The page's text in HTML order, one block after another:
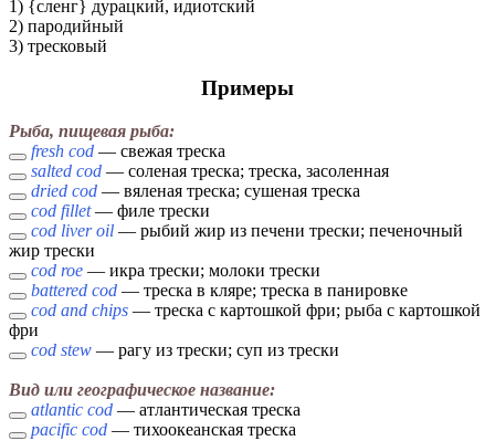
1) {сленг} дурацкий, идиотский
2) пародийный
3) тресковый
Примеры
Рыба, пищевая рыба:
fresh cod — свежая треска
salted cod — соленая треска; треска, засоленная
dried cod — вяленая треска; сушеная треска
cod fillet— филе трески
cod liver oil — рыбий жир из печени трески; печеночный
жир трески
cod roe — икра трески; молоки трески
battered cod — треска в кляре; треска в панировке
cod and chips — треска с картошкой фри; рыба с картошкой
фри
cod stew — рагу из трески; суп из трески
Вид или географическое название:
atlantic cod — атлантическая треска
pacific cod — тихоокеанская треска